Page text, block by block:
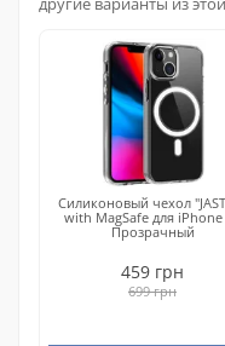
Силиконовый чехол
with MagSafe для iPhone
Прозрачный
459 грн
699 грн